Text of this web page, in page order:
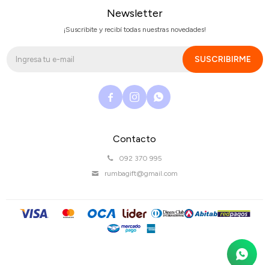
Contacto
092 370 995
rumbagift@gmail.com
Newsletter
¡Suscribite y recibí todas nuestras novedades!
SUSCRIBIRME
  